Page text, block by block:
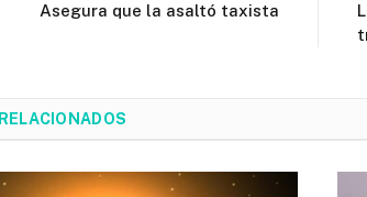
Asegura que la asaltó taxista
RELACIONADOS